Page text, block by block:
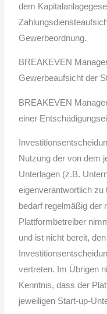
dem
Gewerbeordnung.
BREAKEVEN
Gewerbeaufsicht der
BREAKEVEN
einer
Nutzung der von dem
Unterlagen (z.B.
eigenverantwortlich zu
bedarf regelmäßig der
Plattformbetreiber
und ist nicht bereit,
vertreten. Im Übrigen
Kenntnis, dass der
jeweiligen Start-up-